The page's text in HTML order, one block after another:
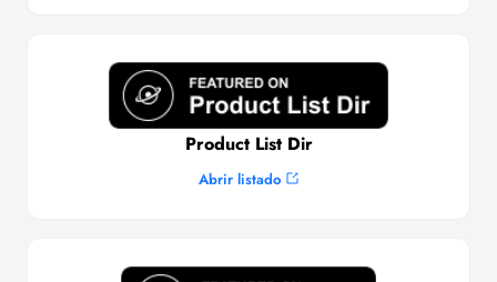
Product List Dir
Abrir listado